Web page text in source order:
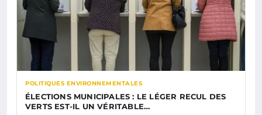
POLITIQUES ENVIRONNEMENTALES
ÉLECTIONS MUNICIPALES : LE LÉGER RECUL DES
VERTS EST-IL UN VÉRITABLE…